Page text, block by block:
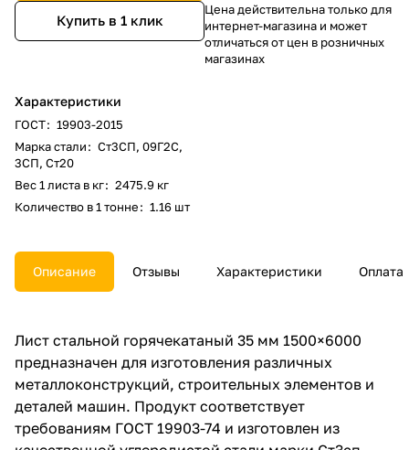
Купить в 1 клик
Характеристики
ГОСТ: 19903-2015
Марка стали: Ст3СП, 09Г2С,
3СП, Ст20
Вес 1 листа в кг: 2475.9 кг
Количество в 1 тонне: 1.16 шт
Цена действительна только для
интернет-магазина и может
отличаться от цен в розничных
магазинах
Описание Отзывы Характеристики Оплата
Лист стальной горячекатаный 35 мм 1500×6000
предназначен для изготовления различных
металлоконструкций, строительных элементов и
деталей машин. Продукт соответствует
требованиям ГОСТ 19903-74 и изготовлен из